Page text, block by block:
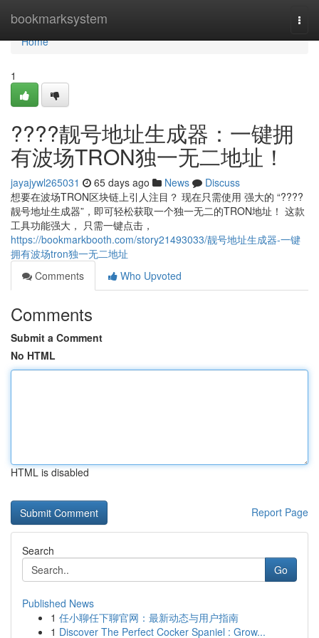
bookmarksystem
Home
Home
1
????靓号地址生成器：一键拥
有波场TRON独一无二地址！
jayajywl265031 65 days ago News
Discuss
想要在波场TRON区块链上引人注目？ 现在只需使用 强大的 “????
靓号地址生成器”，即可轻松获取一个独一无二的TRON地址！ 这款
工具功能强大， 只需一键点击，
https://bookmarkbooth.com/story21493033/靓号地址生成器-一键
拥有波场tron独一无二地址
Comments
Who Upvoted
Comments
Submit a Comment
No HTML
HTML is disabled
Report Page
Search
Go
Published News
1 任小聊任下聊官网：最新动态与用户指南
1 Discover The Perfect Cocker Spaniel : Grow...